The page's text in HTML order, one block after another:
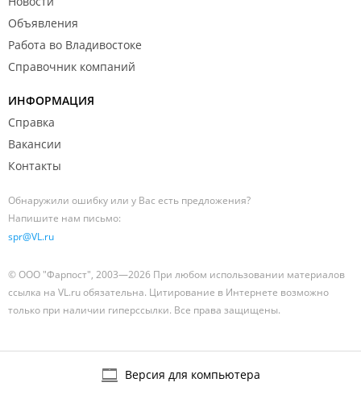
Объявления
Работа во Владивостоке
Справочник компаний
ИНФОРМАЦИЯ
Справка
Вакансии
Контакты
Обнаружили ошибку или у Вас есть предложения?
Напишите нам письмо:
spr@VL.ru
© ООО "Фарпост", 2003—2026 При любом использовании материалов
ссылка на VL.ru обязательна. Цитирование в Интернете возможно
только при наличии гиперссылки. Все права защищены.
Версия для компьютера